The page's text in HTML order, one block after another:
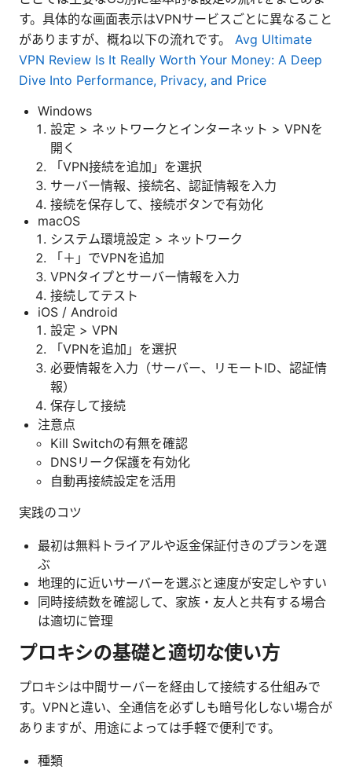
す。具体的な画面表示はVPNサービスごとに異なること
がありますが、概ね以下の流れです。 Avg Ultimate
VPN Review Is It Really Worth Your Money: A Deep
Dive Into Performance, Privacy, and Price
Windows
設定 > ネットワークとインターネット > VPNを
開く
「VPN接続を追加」を選択
サーバー情報、接続名、認証情報を入力
接続を保存して、接続ボタンで有効化
macOS
システム環境設定 > ネットワーク
「＋」でVPNを追加
VPNタイプとサーバー情報を入力
接続してテスト
iOS / Android
設定 > VPN
「VPNを追加」を選択
必要情報を入力（サーバー、リモートID、認証情
報）
保存して接続
注意点
Kill Switchの有無を確認
DNSリーク保護を有効化
自動再接続設定を活用
実践のコツ
最初は無料トライアルや返金保証付きのプランを選
ぶ
地理的に近いサーバーを選ぶと速度が安定しやすい
同時接続数を確認して、家族・友人と共有する場合
は適切に管理
プロキシの基礎と適切な使い方
プロキシは中間サーバーを経由して接続する仕組みで
す。VPNと違い、全通信を必ずしも暗号化しない場合が
ありますが、用途によっては手軽で便利です。
種類